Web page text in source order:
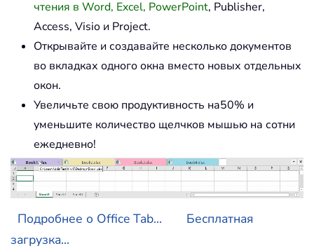
чтения в Word, Excel, PowerPoint, Publisher,
Access, Visio и Project.
Открывайте и создавайте несколько документов
во вкладках одного окна вместо новых отдельных
окон.
Увеличьте свою продуктивность на50% и
уменьшите количество щелчков мышью на сотни
ежедневно!
Подробнее о Office Tab...
Бесплатная
загрузка...